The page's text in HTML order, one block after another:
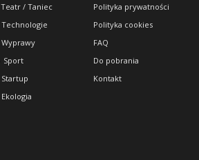
Teatr / Taniec
Technologie
Wyprawy
Sport
Startup
Ekologia
Polityka prywatności
Polityka cookies
FAQ
Do pobrania
Kontakt